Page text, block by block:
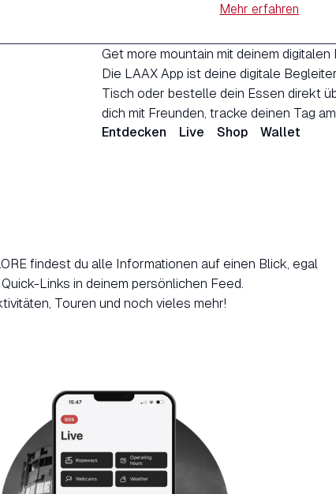
Mehr erfahren
Get more mountain mit deinem digitalen
Die LAAX App ist deine digitale
Tisch oder bestelle dein Essen direkt
dich mit Freunden, tracke deinen Tag
Entdecken
Live Shop Wallet
findest du alle Informationen auf einen Blick, egal
Links in deinem persönlichen Feed.
Touren und noch vieles mehr!